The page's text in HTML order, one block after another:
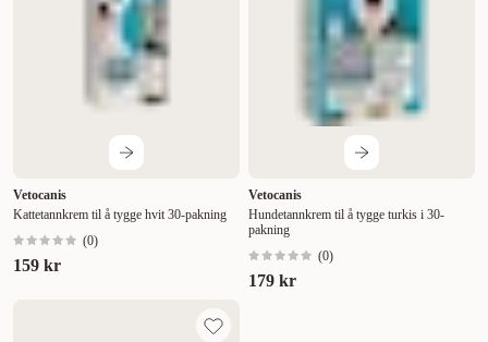
Vetocanis
Kattetannkrem til å tygge hvit 30-pakning
(0)
159 kr
Vetocanis
Hundetannkrem til å tygge turkis i 30-
pakning
(0)
179 kr